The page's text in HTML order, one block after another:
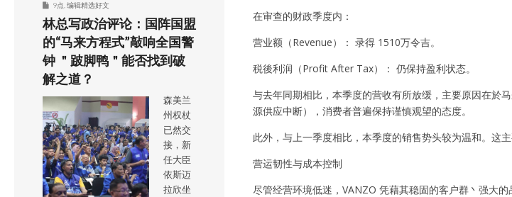
在审查的财政季度内：
营业额（Revenue）： 录得 1510万令吉。
税後利润（Profit After Tax）： 仍保持盈利状态。
与去年同期相比，本季度的营收有所放缓，主要原因在於
源供应中断），消费者普遍保持谨慎观望的态度。
此外，与上一季度相比，本季度的销售势头较为温和。这
营运韧性与成本控制
尽管经营环境低迷，VANZO 凭藉其稳固的客户群丶强大
9点 编辑精选好文
林总写政治评论：国阵国盟
的“马来方程式”敲响全国警
钟 ＂跛脚鸭＂能否找到破
解之道？
森美兰
州权杖
已然交
接，新
任大臣
依斯迈
拉欣坐